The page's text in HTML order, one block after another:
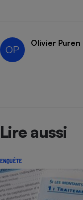
OP
Olivier Puren
Lire aussi
ENQUÊTE